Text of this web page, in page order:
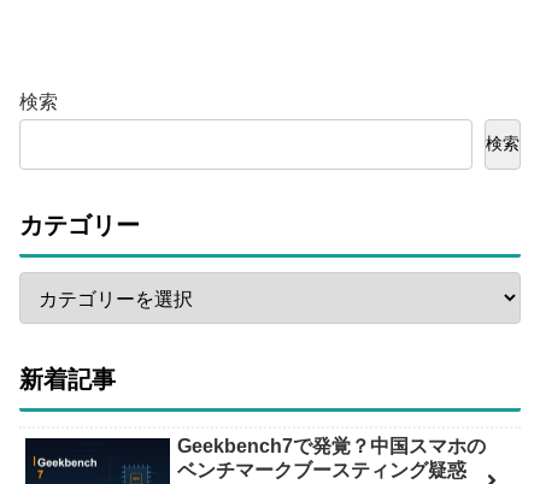
検索
検索
カテゴリー
新着記事
Geekbench7で発覚？中国スマホの
ベンチマークブースティング疑惑